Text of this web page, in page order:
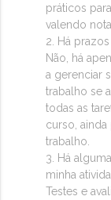
práticos
valendo nota.
2. Há
Não, há
a gerenciar
trabalho se
todas as
curso,
trabalho.
3. Há
minha
Testes e